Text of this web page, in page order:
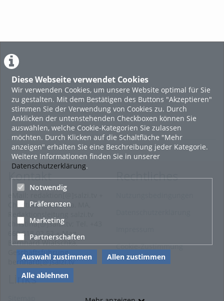
Diese Webseite verwendet Cookies
Wir verwenden Cookies, um unsere Website optimal für Sie
zu gestalten. Mit dem Bestätigen des Buttons "Akzeptieren"
stimmen Sie der Verwendung von Cookies zu. Durch
Anklicken der untenstehenden Checkboxen können Sie
auswählen, welche Cookie-Kategorien Sie zulassen
möchten. Durch Klicken auf die Schaltfläche "Mehr
anzeigen" erhalten Sie eine Beschreibung jeder Kategorie.
Weitere Informationen finden Sie in unserer
Datenschutzerklärung.
Notwendig
Präferenzen
Marketing
Partnerschaften
Auswahl zustimmen
Allen zustimmen
Alle ablehnen
Kontakt
Christina Wiatschka, MA,
Redaktionsleitung salzi.tv
christina[@]salzi.tv; Tel. +43
660 818 02 52 + Mag.
Bernhard Wiatschka,
Geschäftsführung
bernhard[@]salzi.tv
Rechtliches
Cookie-Zustimmung
Links